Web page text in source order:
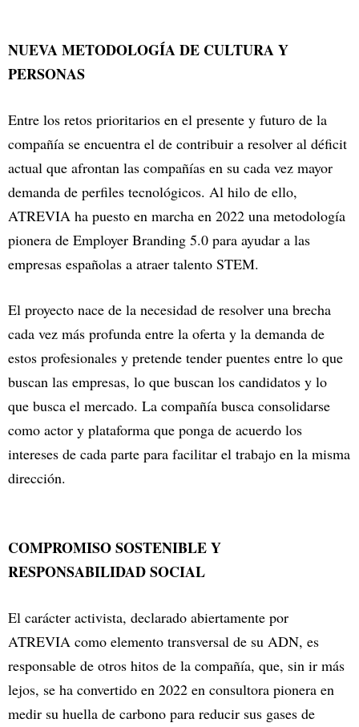
NUEVA METODOLOGÍA DE CULTURA Y
PERSONAS
Entre los retos prioritarios en el presente y futuro de la
compañía se encuentra el de contribuir a resolver al déficit
actual que afrontan las compañías en su cada vez mayor
demanda de perfiles tecnológicos. Al hilo de ello,
ATREVIA ha puesto en marcha en 2022 una metodología
pionera de Employer Branding 5.0 para ayudar a las
empresas españolas a atraer talento STEM.
El proyecto nace de la necesidad de resolver una brecha
cada vez más profunda entre la oferta y la demanda de
estos profesionales y pretende tender puentes entre lo que
buscan las empresas, lo que buscan los candidatos y lo
que busca el mercado. La compañía busca consolidarse
como actor y plataforma que ponga de acuerdo los
intereses de cada parte para facilitar el trabajo en la misma
dirección.
COMPROMISO SOSTENIBLE Y
RESPONSABILIDAD SOCIAL
El carácter activista, declarado abiertamente por
ATREVIA como elemento transversal de su ADN, es
responsable de otros hitos de la compañía, que, sin ir más
lejos, se ha convertido en 2022 en consultora pionera en
medir su huella de carbono para reducir sus gases de